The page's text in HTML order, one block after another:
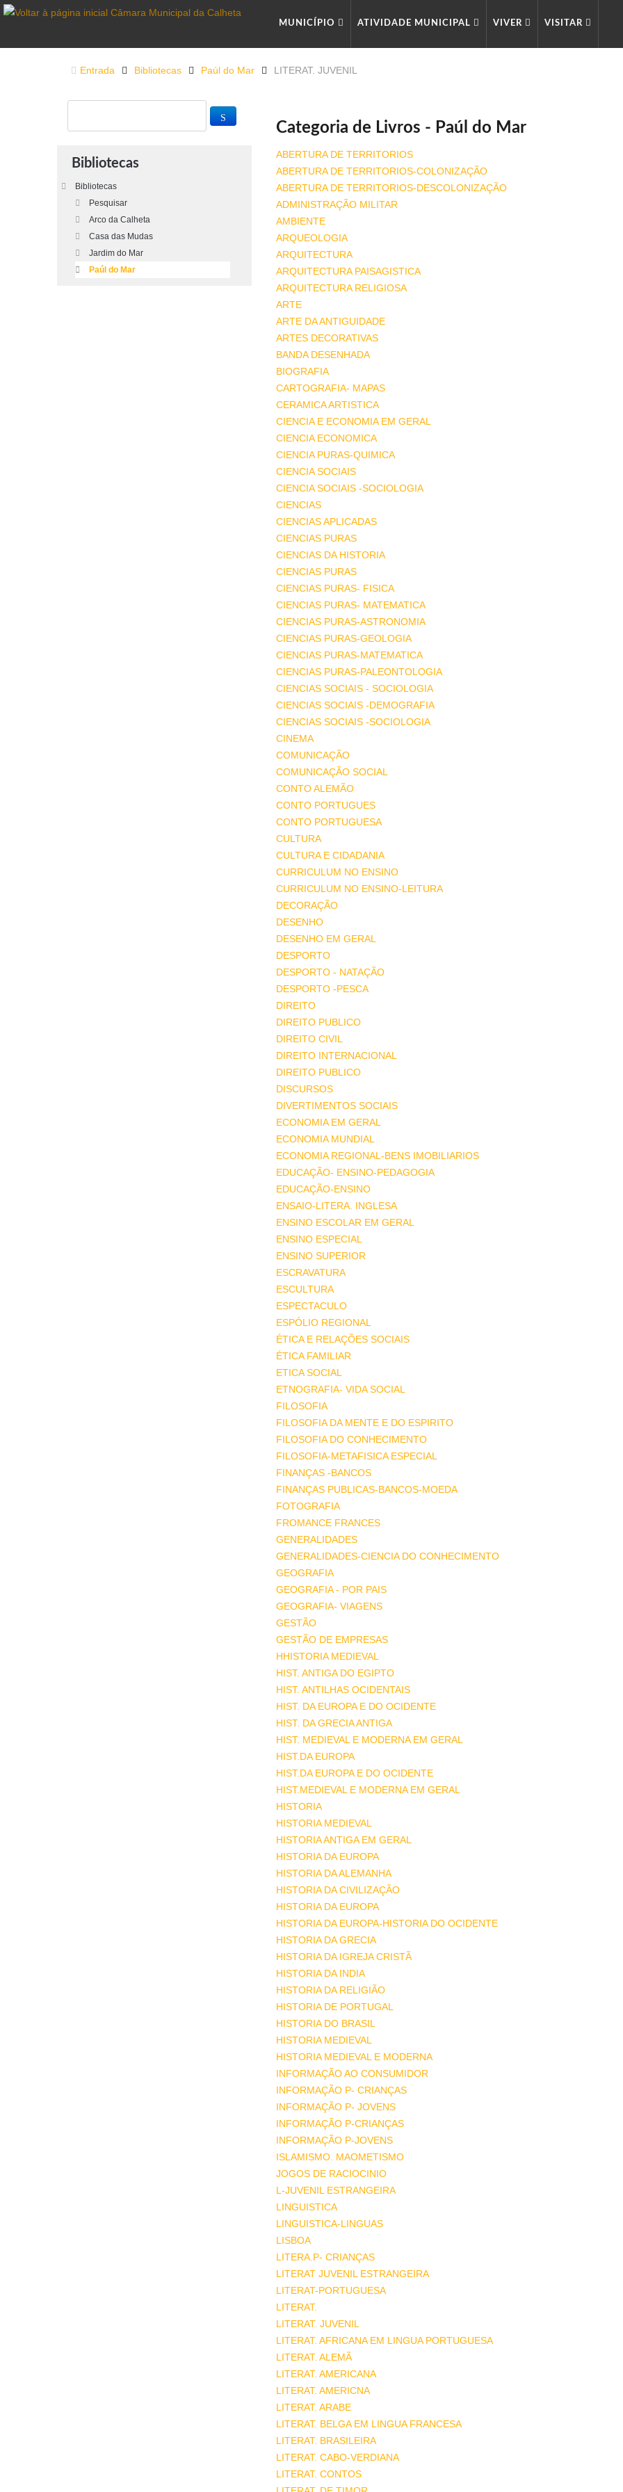
MUNICÍPIO ATIVIDADE MUNICIPAL VIVER VISITAR
Entrada Bibliotecas Paúl do Mar LITERAT. JUVENIL
Categoria de Livros - Paúl do Mar
ABERTURA DE TERRITORIOS
ABERTURA DE TERRITORIOS-COLONIZAÇÃO
ABERTURA DE TERRITORIOS-DESCOLONIZAÇÃO
ADMINISTRAÇÃO MILITAR
AMBIENTE
ARQUEOLOGIA
ARQUITECTURA
ARQUITECTURA PAISAGISTICA
ARQUITECTURA RELIGIOSA
ARTE
ARTE DA ANTIGUIDADE
ARTES DECORATIVAS
BANDA DESENHADA
BIOGRAFIA
CARTOGRAFIA- MAPAS
CERAMICA ARTISTICA
CIENCIA E ECONOMIA EM GERAL
CIENCIA ECONOMICA
CIENCIA PURAS-QUIMICA
CIENCIA SOCIAIS
CIENCIA SOCIAIS -SOCIOLOGIA
CIENCIAS
CIENCIAS APLICADAS
CIENCIAS PURAS
CIENCIAS DA HISTORIA
CIENCIAS PURAS
CIENCIAS PURAS- FISICA
CIENCIAS PURAS- MATEMATICA
CIENCIAS PURAS-ASTRONOMIA
CIENCIAS PURAS-GEOLOGIA
CIENCIAS PURAS-MATEMATICA
CIENCIAS PURAS-PALEONTOLOGIA
CIENCIAS SOCIAIS - SOCIOLOGIA
CIENCIAS SOCIAIS -DEMOGRAFIA
CIENCIAS SOCIAIS -SOCIOLOGIA
CINEMA
COMUNICAÇÃO
COMUNICAÇÃO SOCIAL
CONTO ALEMÃO
CONTO PORTUGUES
CONTO PORTUGUESA
CULTURA
CULTURA E CIDADANIA
CURRICULUM NO ENSINO
CURRICULUM NO ENSINO-LEITURA
DECORAÇÃO
DESENHO
DESENHO EM GERAL
DESPORTO
DESPORTO - NATAÇÃO
DESPORTO -PESCA
DIREITO
DIREITO PUBLICO
DIREITO CIVIL
DIREITO INTERNACIONAL
DIREITO PUBLICO
DISCURSOS
DIVERTIMENTOS SOCIAIS
ECONOMIA EM GERAL
ECONOMIA MUNDIAL
ECONOMIA REGIONAL-BENS IMOBILIARIOS
EDUCAÇÃO- ENSINO-PEDAGOGIA
EDUCAÇÃO-ENSINO
ENSAIO-LITERA. INGLESA
ENSINO ESCOLAR EM GERAL
ENSINO ESPECIAL
ENSINO SUPERIOR
ESCRAVATURA
ESCULTURA
ESPECTACULO
ESPÓLIO REGIONAL
ÉTICA E RELAÇÕES SOCIAIS
ÉTICA FAMILIAR
ETICA SOCIAL
ETNOGRAFIA- VIDA SOCIAL
FILOSOFIA
FILOSOFIA DA MENTE E DO ESPIRITO
FILOSOFIA DO CONHECIMENTO
FILOSOFIA-METAFISICA ESPECIAL
FINANÇAS -BANCOS
FINANÇAS PUBLICAS-BANCOS-MOEDA
FOTOGRAFIA
FROMANCE FRANCES
GENERALIDADES
GENERALIDADES-CIENCIA DO CONHECIMENTO
GEOGRAFIA
GEOGRAFIA - POR PAIS
GEOGRAFIA- VIAGENS
GESTÃO
GESTÃO DE EMPRESAS
HHISTORIA MEDIEVAL
HIST. ANTIGA DO EGIPTO
HIST. ANTILHAS OCIDENTAIS
HIST. DA EUROPA E DO OCIDENTE
HIST. DA GRECIA ANTIGA
HIST. MEDIEVAL E MODERNA EM GERAL
HIST.DA EUROPA
HIST.DA EUROPA E DO OCIDENTE
HIST.MEDIEVAL E MODERNA EM GERAL
HISTORIA
HISTORIA MEDIEVAL
HISTORIA ANTIGA EM GERAL
HISTORIA DA EUROPA
HISTORIA DA ALEMANHA
HISTORIA DA CIVILIZAÇÃO
HISTORIA DA EUROPA
HISTORIA DA EUROPA-HISTORIA DO OCIDENTE
HISTORIA DA GRECIA
HISTORIA DA IGREJA CRISTÃ
HISTORIA DA INDIA
HISTORIA DA RELIGIÃO
HISTORIA DE PORTUGAL
HISTORIA DO BRASIL
HISTORIA MEDIEVAL
HISTORIA MEDIEVAL E MODERNA
INFORMAÇÃO AO CONSUMIDOR
INFORMAÇÃO P- CRIANÇAS
INFORMAÇÃO P- JOVENS
INFORMAÇÃO P-CRIANÇAS
INFORMAÇÃO P-JOVENS
ISLAMISMO. MAOMETISMO
JOGOS DE RACIOCINIO
L-JUVENIL ESTRANGEIRA
LINGUISTICA
LINGUISTICA-LINGUAS
LISBOA
LITERA.P- CRIANÇAS
LITERAT JUVENIL ESTRANGEIRA
LITERAT-PORTUGUESA
LITERAT.
LITERAT. JUVENIL
LITERAT. AFRICANA EM LINGUA PORTUGUESA
LITERAT. ALEMÃ
LITERAT. AMERICANA
LITERAT. AMERICNA
LITERAT. ARABE
LITERAT. BELGA EM LINGUA FRANCESA
LITERAT. BRASILEIRA
LITERAT. CABO-VERDIANA
LITERAT. CONTOS
Bibliotecas
Bibliotecas
Pesquisar
Arco da Calheta
Casa das Mudas
Jardim do Mar
Paúl do Mar